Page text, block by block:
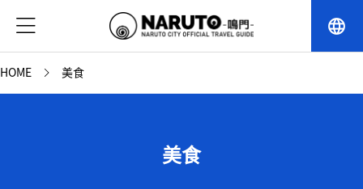
language
HOME 美食
美食